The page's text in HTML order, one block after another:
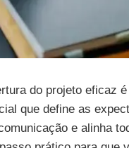
do projeto eficaz
que define as
e alinha